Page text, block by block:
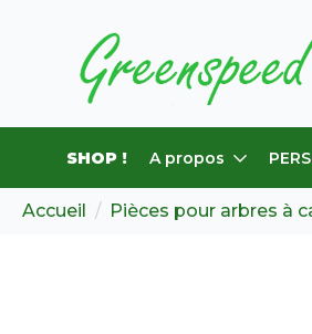
SHOP ! A propos
Accueil Pièces pour arbres à